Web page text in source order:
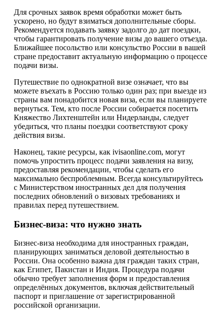
Для срочных заявок время обработки может быть
ускорено, но будут взиматься дополнительные сборы.
Рекомендуется подавать заявку задолго до дат поездки,
чтобы гарантировать получение визы до вашего отъезда.
Ближайшее посольство или консульство России в вашей
стране предоставит актуальную информацию о процессе
подачи визы.
Путешествие по однократной визе означает, что вы
можете въехать в Россию только один раз; при выезде из
страны вам понадобится новая виза, если вы планируете
вернуться. Тем, кто после России собирается посетить
Княжество Лихтенштейн или Нидерланды, следует
убедиться, что планы поездки соответствуют сроку
действия визы.
Наконец, такие ресурсы, как ivisaonline.com, могут
помочь упростить процесс подачи заявления на визу,
предоставляя рекомендации, чтобы сделать его
максимально беспроблемным. Всегда консультируйтесь
с Министерством иностранных дел для получения
последних обновлений о визовых требованиях и
правилах перед путешествием.
Бизнес-виза: что нужно знать
Бизнес-виза необходима для иностранных граждан,
планирующих заниматься деловой деятельностью в
России. Она особенно важна для граждан таких стран,
как Египет, Пакистан и Индия. Процедура подачи
обычно требует заполнения форм и предоставления
определённых документов, включая действительный
паспорт и приглашение от зарегистрированной
российской организации.